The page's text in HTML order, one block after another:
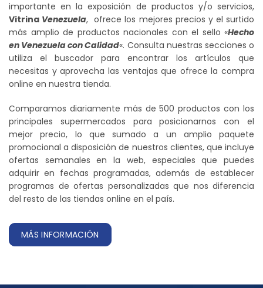
importante en la exposición de productos y/o servicios,
Vitrina Venezuela, ofrece los mejores precios y el surtido
más amplio de productos nacionales con el sello «Hecho
en Venezuela con Calidad«. Consulta nuestras secciones o
utiliza el buscador para encontrar los artículos que
necesitas y aprovecha las ventajas que ofrece la compra
online en nuestra tienda.
Comparamos diariamente más de 500 productos con los
principales supermercados para posicionarnos con el
mejor precio, lo que sumado a un amplio paquete
promocional a disposición de nuestros clientes, que incluye
ofertas semanales en la web, especiales que puedes
adquirir en fechas programadas, además de establecer
programas de ofertas personalizadas que nos diferencia
del resto de las tiendas online en el país.
MÁS INFORMACIÓN